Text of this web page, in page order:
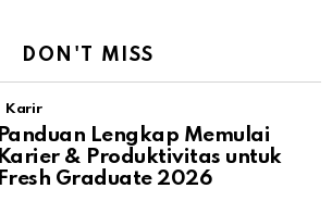
DON'T MISS
Karir
Panduan Lengkap Memulai
Karier & Produktivitas untuk
Fresh Graduate 2026